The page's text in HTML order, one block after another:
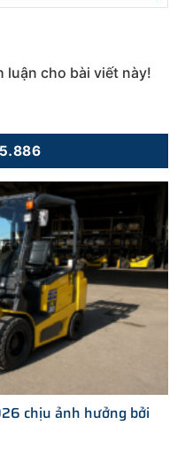
luận cho bài viết này!
chịu ảnh hưởng bởi